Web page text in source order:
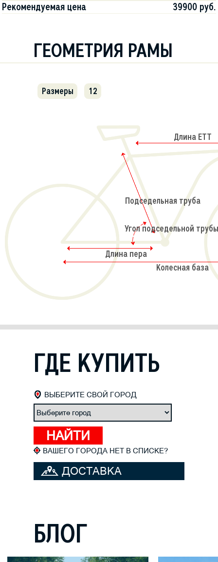
Рекомендуемая цена
39900 руб.
ГЕОМЕТРИЯ РАМЫ
Размеры 12
Колесная база
Длина пера
Угол подседельной
Длина ETT
Подседельная труба
ГДЕ КУПИТЬ
ВЫБЕРИТЕ СВОЙ ГОРОД
ВАШЕГО ГОРОДА НЕТ В СПИСКЕ?
ДОСТАВКА
БЛОГ